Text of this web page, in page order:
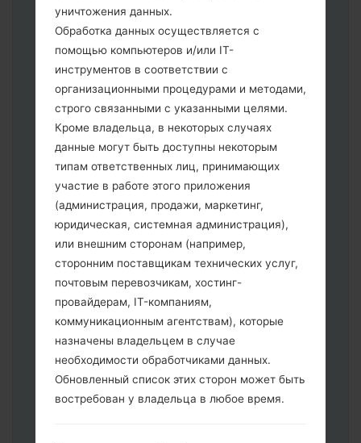
Скачайте на свой ПК:Odin 3.
Далее загрузите и распакуйте файл
прошивки.
Вам необходимо 1 (Выбрать 1 файл
прошивки здесь) или 5 (Выбрать 5
файл прошивки здесь) файлов для
прошивки:
AP: "System & Recovery"
CP: "Modem & Radio"
CSC _ ***: "Country & Region & Operator"
HOME_CSC _ ***: "Country & Region &
Operator"
Добавьте все файлы в программу Odin
3.
уничтожения данных.
Обработка данных осуществляется с
помощью компьютеров и/или IT-
инструментов в соответствии с
организационными процедурами и методами,
строго связанными с указанными целями.
Кроме владельца, в некоторых случаях
данные могут быть доступны некоторым
типам ответственных лиц, принимающих
участие в работе этого приложения
(администрация, продажи, маркетинг,
юридическая, системная администрация),
или внешним сторонам (например,
сторонним поставщикам технических услуг,
почтовым перевозчикам, хостинг-
провайдерам, IT-компаниям,
коммуникационным агентствам), которые
назначены владельцем в случае
необходимости обработчиками данных.
Обновленный список этих сторон может быть
востребован у владельца в любое время.